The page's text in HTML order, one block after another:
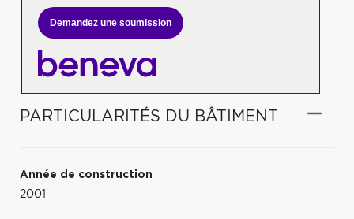
Demandez une soumission
PARTICULARITÉS DU BÂTIMENT
Année de construction
2001